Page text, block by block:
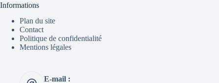
Informations
Plan du site
Contact
Politique de confidentialité
Mentions légales
E-mail :